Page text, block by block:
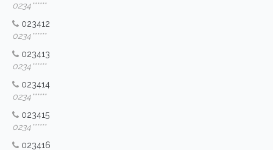
0234******
023412
0234******
023413
0234******
023414
0234******
023415
0234******
023416